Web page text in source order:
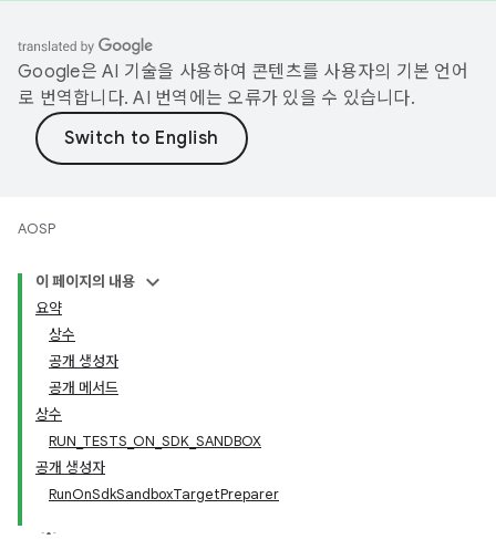
Google은 AI 기술을 사용하여 콘텐츠를 사용자의 기본 언어
로 번역합니다. AI 번역에는 오류가 있을 수 있습니다.
AOSP
이 페이지의 내용
요약
상수
공개 생성자
공개 메서드
상수
RUN_TESTS_ON_SDK_SANDBOX
공개 생성자
RunOnSdkSandboxTargetPreparer